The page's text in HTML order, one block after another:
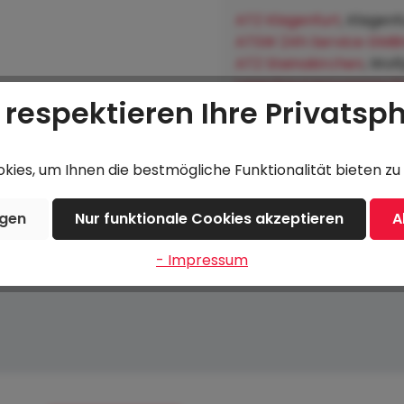
ATZ Klagenfurt ,
ATSW 24h Service GMBH
ATZ Steinakirchen
,
Hofkirchen an der
Beschreibung Bewertungen
Ihre
um Ihnen die bestmögliche Funktionalität bieten zu
Nur funktionale Cookies akzeptieren
- Impressum